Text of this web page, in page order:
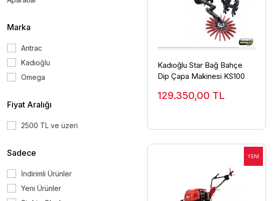
Marka
Antrac
Kadıoğlu
Omega
Fiyat Aralığı
2500 TL ve üzeri
Sadece
İndirimli Ürünler
Yeni Ürünler
Kadıoğlu Star Bağ Bahçe
Dip Çapa Makinesi KS100
129.350,00 TL